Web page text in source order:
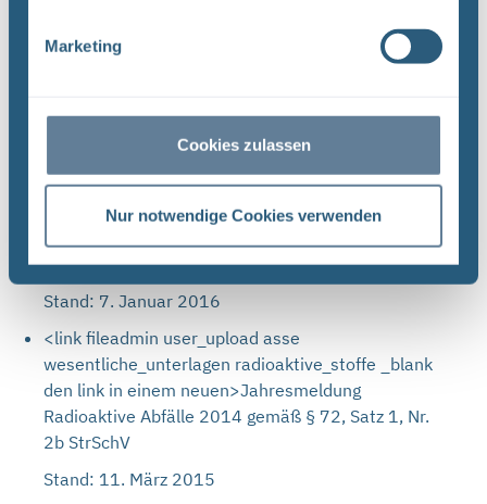
Marketing
Cookies zulassen
Nur notwendige Cookies verwenden
Abfälle
wesentliche_unterlagen radioaktive_stoffe _blank
an radioaktiven Stoffen am 31.12.15 gemäß § 70
Abs. 1 Nr. 3 StrSchV für Prüf- und Kalibrierstrahler
sowie die Strahlenquelle der
Dichtemesseinrichtung
Stand: 7. Januar 2016
<link fileadmin user_upload asse
wesentliche_unterlagen radioaktive_stoffe _blank
den link in einem neuen>Jahresmeldung
Radioaktive Abfälle 2014 gemäß § 72, Satz 1, Nr.
2b StrSchV
Stand: 11. März 2015